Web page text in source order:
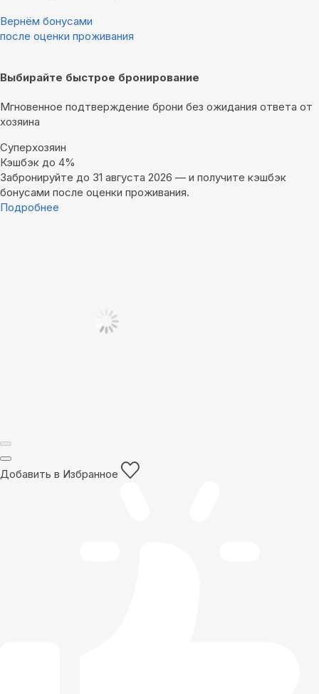
Вернём бонусами
после оценки проживания
Выбирайте быстрое бронирование
Мгновенное подтверждение брони без ожидания ответа от
хозяина
Суперхозяин
Кэшбэк до 4%
Забронируйте до 31 августа 2026 — и получите кэшбэк
бонусами после оценки проживания.
Подробнее
Добавить в Избранное